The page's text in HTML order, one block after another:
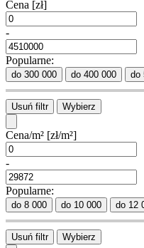
Cena [zł]
-
Popularne:
do 300 000 do 400 000 do
Usuń filtr Wybierz
Cena/m² [zł/m²]
-
Popularne:
do 8 000 do 10 000 do 12
Usuń filtr Wybierz